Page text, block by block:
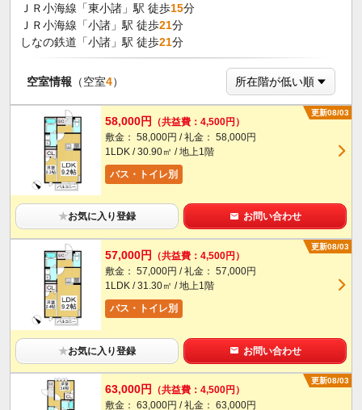
ＪＲ小海線「東小諸」駅 徒歩15分
ＪＲ小海線「小諸」駅 徒歩21分
しなの鉄道「小諸」駅 徒歩21分
空室情報 （空室4）
更新08/03
58,000円
（共益費：4,500円）
敷金： 58,000円 / 礼金： 58,000円
1LDK / 30.90㎡ / 地上1階
バス・トイレ別
★お気に入り登録 お問い合わせ
更新08/03
57,000円
（共益費：4,500円）
敷金： 57,000円 / 礼金： 57,000円
1LDK / 31.30㎡ / 地上1階
バス・トイレ別
★お気に入り登録 お問い合わせ
更新08/03
63,000円
（共益費：4,500円）
敷金： 63,000円 / 礼金： 63,000円